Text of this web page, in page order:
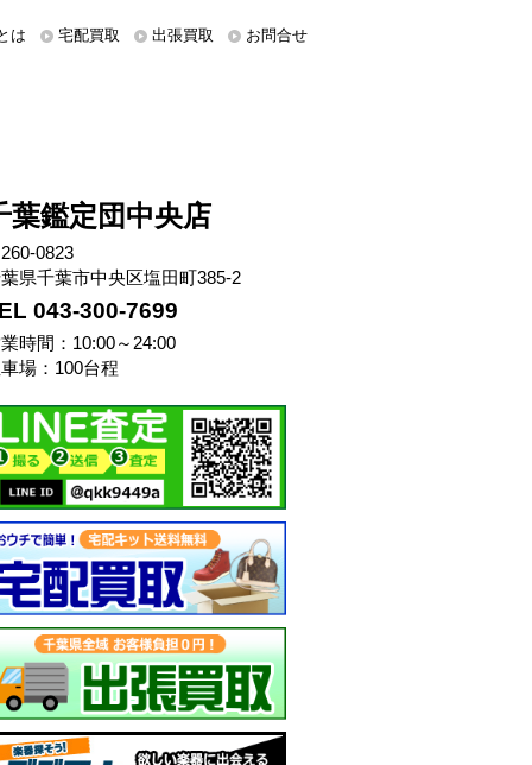
は 宅配買取 出張買取 お問合せ
葉鑑定団中央店
0823
県千葉市中央区塩田町385-2
043-300-7699
時間：10:00～24:00
場：100台程